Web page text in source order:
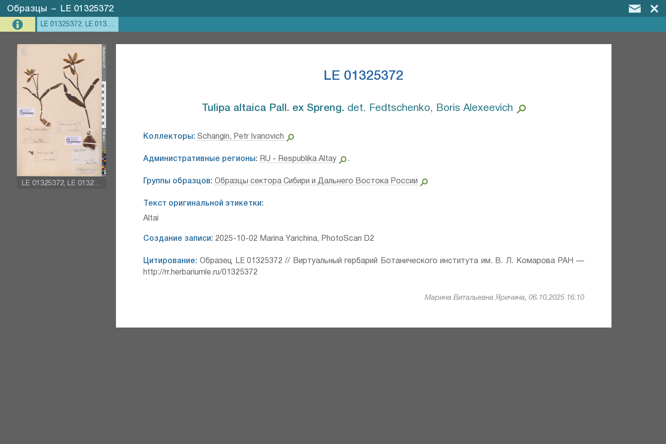
Образцы – LE 01325372
LE 01325372, LE 01325371
LE 01325372, LE 01325371
LE 01325372
Tulipa altaica Pall. ex Spreng.⁣ det. Fedtschenko, Boris Alexeevich
Коллекторы: Schangin, Petr Ivanovich
Административные регионы: RU - Respublika Altay .
Группы образцов: Образцы сектора Сибири и Дальнего Востока России
Текст оригинальной этикетки:
Altai
Создание записи: 2025-10-02 Marina Yarichina, PhotoScan D2
Цитирование: Образец LE 01325372 // Виртуальный гербарий Ботанического института им. В. Л. Комарова РАН —
http://rr.herbariumle.ru/01325372
Марина Витальевна Яричина, 06.10.2025 16:10